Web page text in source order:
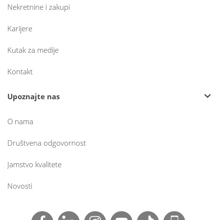
Nekretnine i zakupi
Karijere
Kutak za medije
Kontakt
Upoznajte nas
O nama
Društvena odgovornost
Jamstvo kvalitete
Novosti